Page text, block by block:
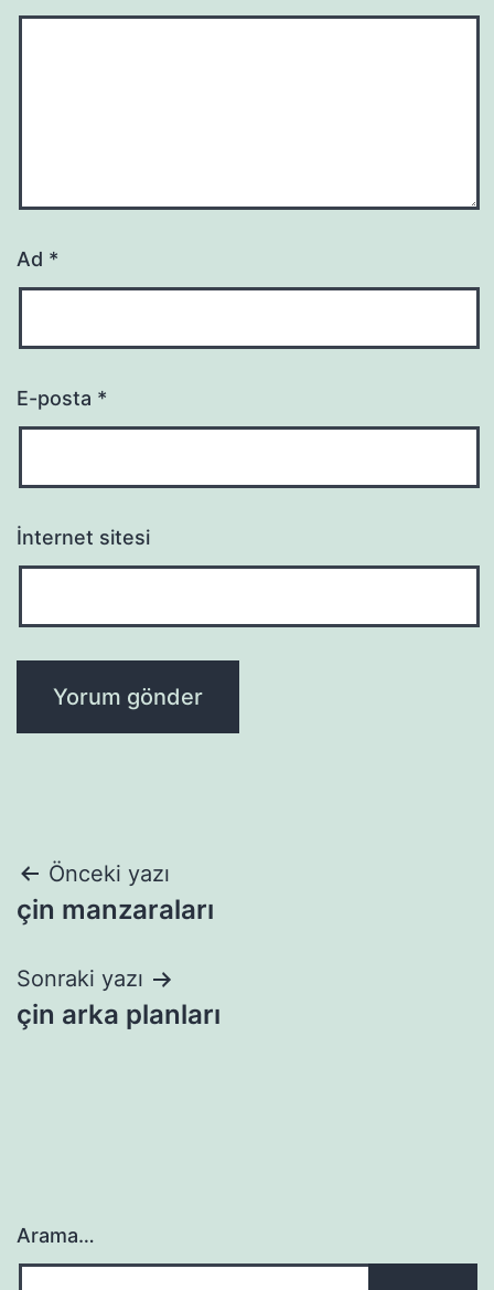
Ad *
E-posta *
İnternet sitesi
Yazı
gezinmesi
Önceki yazı
çin manzaraları
Sonraki yazı
çin arka planları
Arama…